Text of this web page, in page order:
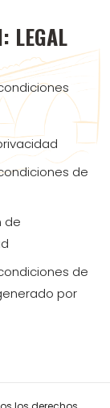
LEGAL
de
de
de
por